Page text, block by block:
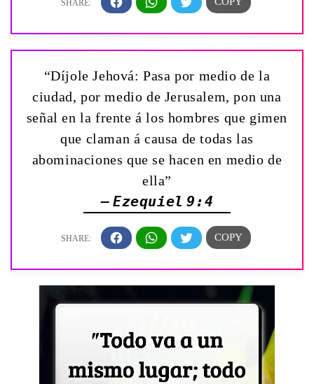
“Díjole Jehová: Pasa por medio de la
ciudad, por medio de Jerusalem, pon una
señal en la frente á los hombres que gimen
que claman á causa de todas las
abominaciones que se hacen en medio de
ella”
— Ezequiel 9:4